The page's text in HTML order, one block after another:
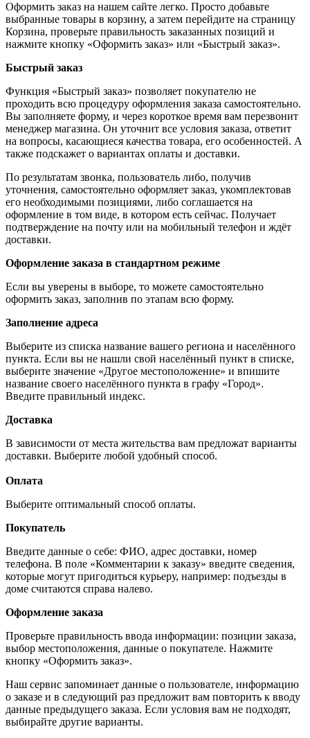
Оформить заказ на нашем сайте легко. Просто добавьте
выбранные товары в корзину, а затем перейдите на страницу
Корзина, проверьте правильность заказанных позиций и
нажмите кнопку «Оформить заказ» или «Быстрый заказ».
Быстрый заказ
Функция «Быстрый заказ» позволяет покупателю не
проходить всю процедуру оформления заказа самостоятельно.
Вы заполняете форму, и через короткое время вам перезвонит
менеджер магазина. Он уточнит все условия заказа, ответит
на вопросы, касающиеся качества товара, его особенностей. А
также подскажет о вариантах оплаты и доставки.
По результатам звонка, пользователь либо, получив
уточнения, самостоятельно оформляет заказ, укомплектовав
его необходимыми позициями, либо соглашается на
оформление в том виде, в котором есть сейчас. Получает
подтверждение на почту или на мобильный телефон и ждёт
доставки.
Оформление заказа в стандартном режиме
Если вы уверены в выборе, то можете самостоятельно
оформить заказ, заполнив по этапам всю форму.
Заполнение адреса
Выберите из списка название вашего региона и населённого
пункта. Если вы не нашли свой населённый пункт в списке,
выберите значение «Другое местоположение» и впишите
название своего населённого пункта в графу «Город».
Введите правильный индекс.
Доставка
В зависимости от места жительства вам предложат варианты
доставки. Выберите любой удобный способ.
Оплата
Выберите оптимальный способ оплаты.
Покупатель
Введите данные о себе: ФИО, адрес доставки, номер
телефона. В поле «Комментарии к заказу» введите сведения,
которые могут пригодиться курьеру, например: подъезды в
доме считаются справа налево.
Оформление заказа
Проверьте правильность ввода информации: позиции заказа,
выбор местоположения, данные о покупателе. Нажмите
кнопку «Оформить заказ».
Наш сервис запоминает данные о пользователе, информацию
о заказе и в следующий раз предложит вам повторить к вводу
данные предыдущего заказа. Если условия вам не подходят,
выбирайте другие варианты.